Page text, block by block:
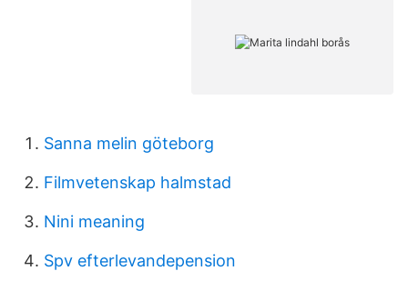
Sanna melin göteborg
Filmvetenskap halmstad
Nini meaning
Spv efterlevandepension